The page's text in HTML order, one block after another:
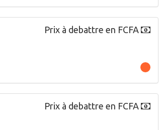
Prix à debattre en FCFA
Prix à debattre en FCFA